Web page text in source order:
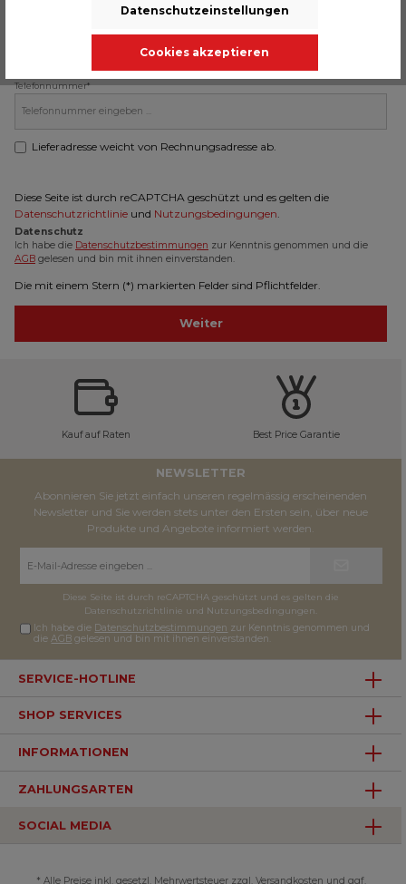
Telefonnummer*
Lieferadresse weicht von Rechnungsadresse ab.
Diese Seite ist durch reCAPTCHA geschützt und es gelten die
Datenschutzrichtlinie und Nutzungsbedingungen
Datenschutz
Ich habe die Datenschutzbestimmungen zur Kenntnis genommen und die
AGB gelesen und bin mit ihnen einverstanden.
Die mit einem Stern (*) markierten Felder sind Pflichtfelder.
Weiter
Kauf auf Raten Best Price Garantie
NEWSLETTER
Abonnieren Sie jetzt einfach unseren regelmässig erscheinenden
Newsletter und Sie werden stets unter den Ersten sein, über neue
Produkte und Angebote informiert werden.
Diese Seite ist durch reCAPTCHA geschützt und es gelten die
Datenschutzrichtlinie und Nutzungsbedingungen
Ich habe die Datenschutzbestimmungen zur Kenntnis genommen und
dieAGB gelesen und bin mit ihnen einverstanden.
SERVICE-HOTLINE
SHOP SERVICES
INFORMATIONEN
ZAHLUNGSARTEN
SOCIAL MEDIA
* Alle Preise inkl. gesetzl. Mehrwertsteuer zzgl. Versandkosten und ggf.
Datenschutzeinstellungen
Cookies akzeptieren